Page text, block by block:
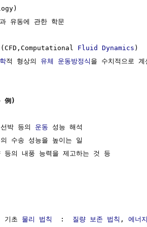
유동에 관한 학문
(CFD,Computational Fluid Dynamics )
적 형상의 유체 운동방정식 을 수치적으로 계
例)
박 등의 운동 성능 해석
수송 성능을 높이는 일
등의 내풍 능력을 제고하는 것 등
기초 물리 법칙
  :
질량 보존 법칙 , 에너